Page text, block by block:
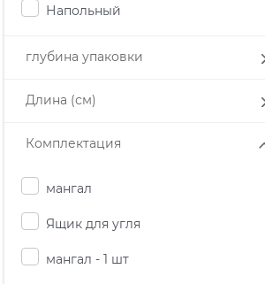
Напольный
глубина упаковки
Длина (см)
Комплектация
мангал
Ящик для угля
мангал - 1 шт